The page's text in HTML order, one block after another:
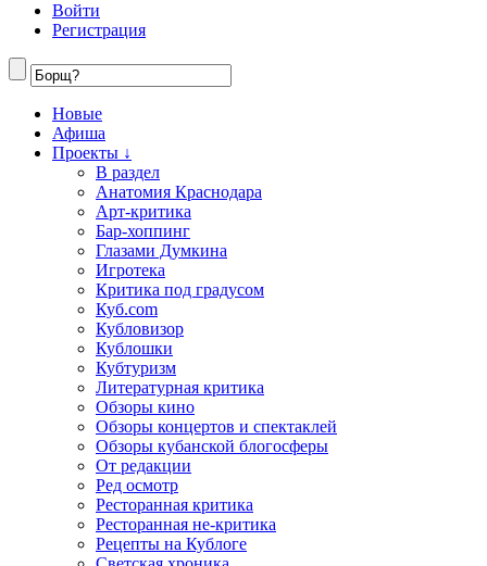
Войти
Регистрация
Новые
Афиша
Проекты ↓
В раздел
Анатомия Краснодара
Арт-критика
Бар-хоппинг
Глазами Думкина
Игротека
Критика под градусом
Куб.com
Кубловизор
Кублошки
Кубтуризм
Литературная критика
Обзоры кино
Обзоры концертов и спектаклей
Обзоры кубанской блогосферы
От редакции
Ред осмотр
Ресторанная критика
Ресторанная не-критика
Рецепты на Кублоге